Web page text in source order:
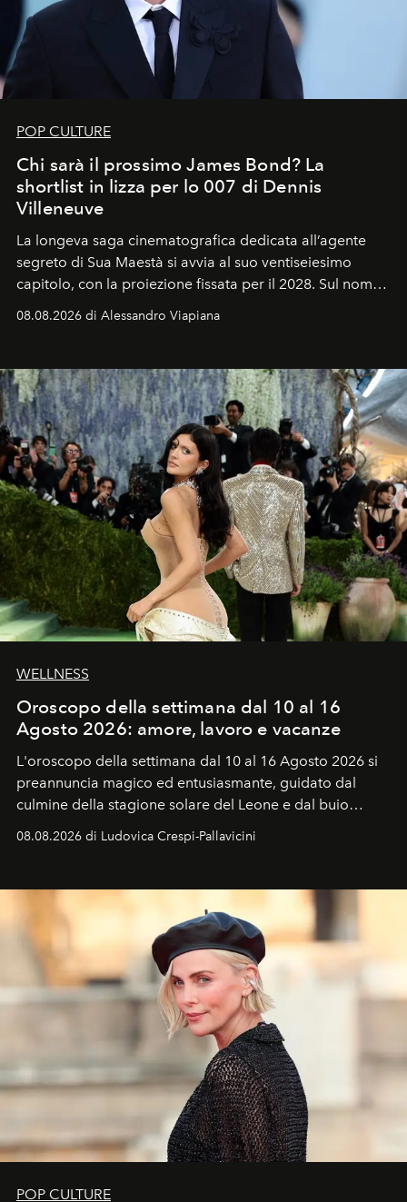
POP CULTURE
Chi sarà il prossimo James Bond? La
shortlist in lizza per lo 007 di Dennis
Villeneuve
La longeva saga cinematografica dedicata all’agente
segreto di Sua Maestà si avvia al suo ventiseiesimo
capitolo, con la proiezione fissata per il 2028. Sul nome
Craig, però, regna ancora il più assoluto riserbo.
08.08.2026 di Alessandro Viapiana
WELLNESS
Oroscopo della settimana dal 10 al 16
Agosto 2026: amore, lavoro e vacanze
L'oroscopo della settimana dal 10 al 16 Agosto 2026 si
preannuncia magico ed entusiasmante, guidato dal
culmine della stagione solare del Leone e dal buio
ideale per la notte delle Perseidi.
08.08.2026 di Ludovica Crespi-Pallavicini
POP CULTURE